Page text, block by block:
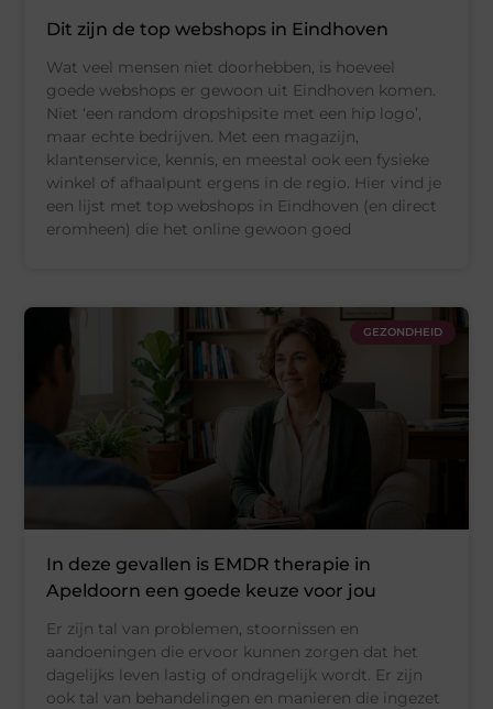
Dit zijn de top webshops in Eindhoven
Wat veel mensen niet doorhebben, is hoeveel
goede webshops er gewoon uit Eindhoven komen.
Niet ‘een random dropshipsite met een hip logo’,
maar echte bedrijven. Met een magazijn,
klantenservice, kennis, en meestal ook een fysieke
winkel of afhaalpunt ergens in de regio. Hier vind je
een lijst met top webshops in Eindhoven (en direct
eromheen) die het online gewoon goed
GEZONDHEID
In deze gevallen is EMDR therapie in
Apeldoorn een goede keuze voor jou
Er zijn tal van problemen, stoornissen en
aandoeningen die ervoor kunnen zorgen dat het
dagelijks leven lastig of ondragelijk wordt. Er zijn
ook tal van behandelingen en manieren die ingezet